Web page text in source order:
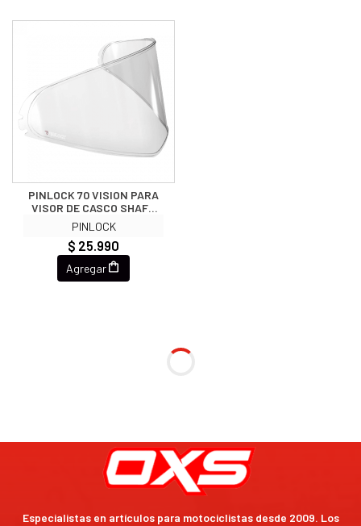
PINLOCK 70 VISION PARA
VISOR DE CASCO SHAFT
MX-380 ANTI FOG
PINLOCK
$ 25.990
Agregar
Especialistas en artículos para motociclistas desde 2009. Los